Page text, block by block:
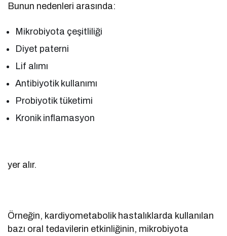
Bunun nedenleri arasında:
Mikrobiyota çeşitliliği
Diyet paterni
Lif alımı
Antibiyotik kullanımı
Probiyotik tüketimi
Kronik inflamasyon
yer alır.
Örneğin, kardiyometabolik hastalıklarda kullanılan
bazı oral tedavilerin etkinliğinin, mikrobiyota